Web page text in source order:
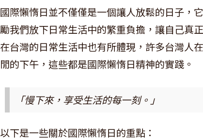
國際懶惰日並不僅僅是一個讓人放鬆的日子，
勵我們放下日常生活中的繁重負擔，讓自己真
在台灣的日常生活中也有所體現，許多台灣人
閒的下午，這些都是國際懶惰日精神的實踐。
「慢下來，享受生活的每一刻。」
以下是一些關於國際懶惰日的重點：